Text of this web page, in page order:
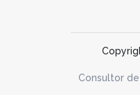
Consultor